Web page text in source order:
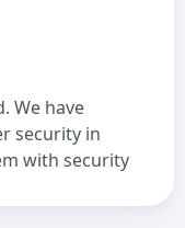
We have
security in
with security